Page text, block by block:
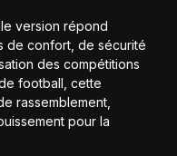
version répond
de confort, de sécurité
des compétitions
football, cette
rassemblement,
pour la